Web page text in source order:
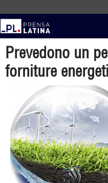
Prevedono un
forniture